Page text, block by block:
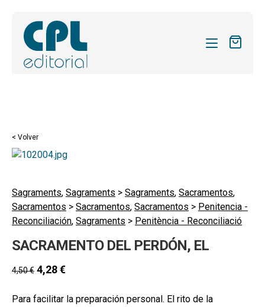
REVISTAS
FORMAS
el
menú
hijo
ACTUALIDAD
el
BLOG
CONTACTO
MI CUENTA
BUSCAR
< Volver
Sagraments, Sagraments > Sagraments, Sacramentos,
Sacramentos > Sacramentos, Sacramentos > Penitencia -
Reconciliación, Sagraments > Penitència - Reconciliació
SACRAMENTO DEL PERDÓN, EL
4,50€ 4,28€
Para facilitar la preparación personal. El rito de la